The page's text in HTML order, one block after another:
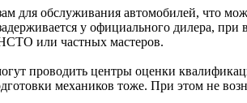
обслуживания автомобилей, что
у официального дилера,
НСТО или частных мастеров.
проводить центры оценки
механиков тоже. При этом не